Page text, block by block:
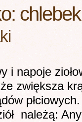
zwiększa
należą: